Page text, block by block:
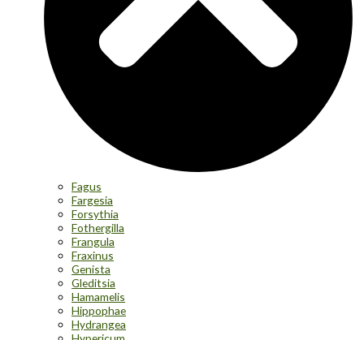
Fagus
Fargesia
Forsythia
Fothergilla
Frangula
Fraxinus
Genista
Gleditsia
Hamamelis
Hippophae
Hydrangea